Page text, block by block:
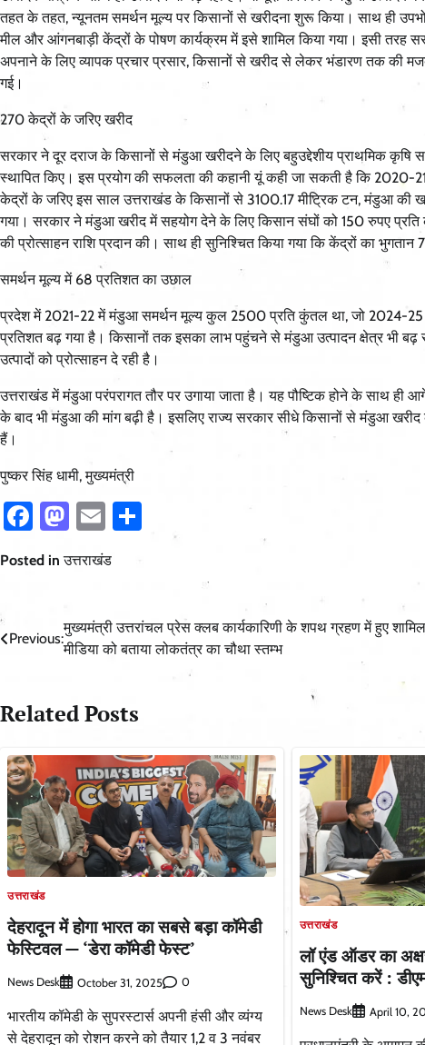
तहत के तहत, न्यूनतम समर्थन मूल्य पर किसानों से खरीदना शुरू किया। साथ ही
मील और आंगनबाड़ी केंद्रों के पोषण कार्यक्रम में इसे शामिल किया गया। इसी तरह
अपनाने के लिए व्यापक प्रचार प्रसार, किसानों से खरीद से लेकर भंडारण तक की
गई।
270 केद्रों के जरिए खरीद
सरकार ने दूर दराज के किसानों से मंडुआ खरीदने के लिए बहुउद्देशीय प्राथमिक
स्थापित किए। इस प्रयोग की सफलता की कहानी यूं कही जा सकती है कि
केद्रों के जरिए इस साल उत्तराखंड के किसानों से 3100.17 मीट्रिक टन, मंडुआ की
गया। सरकार ने मंडुआ खरीद में सहयोग देने के लिए किसान संघों को 150 रुपए
की प्रोत्साहन राशि प्रदान की। साथ ही सुनिश्चित किया गया कि केंद्रों का भुगतान
समर्थन मूल्य में 68 प्रतिशत का उछाल
प्रदेश में 2021-22 में मंडुआ समर्थन मूल्य कुल 2500 प्रति कुंतल था, जो 2024-
प्रतिशत बढ़ गया है। किसानों तक इसका लाभ पहुंचने से मंडुआ उत्पादन क्षेत्र भी
उत्पादों को प्रोत्साहन दे रही है।
उत्तराखंड में मंडुआ परंपरागत तौर पर उगाया जाता है। यह पौष्टिक होने के साथ ही
के बाद भी मंडुआ की मांग बढ़ी है। इसलिए राज्य सरकार सीधे किसानों से मंडुआ
हैं।
पुष्कर सिंह धामी, मुख्यमंत्री
Facebook
Mastodon
Email
Posted inउत्तराखंड
Post
Previous:
मुख्यमंत्री उत्तरांचल प्रेस क्लब कार्यकारिणी के शपथ ग्रहण में हुए
मीडिया को बताया लोकतंत्र का चौथा स्तम्भ
Related Posts
उत्तराखंड
देहरादून में होगा भारत का सबसे बड़ा कॉमेडी
फेस्टिवल — ‘डेरा कॉमेडी फेस्ट’
News Desk October 31, 2025 0
भारतीय कॉमेडी के सुपरस्टार्स अपनी हंसी और व्यंग्य
से देहरादून को रोशन करने को तैयार 1,2 व 3 नवंबर
उत्तराखंड
लॉ एंड ऑडर का
सुनिश्चित करें :
News Desk April 10,